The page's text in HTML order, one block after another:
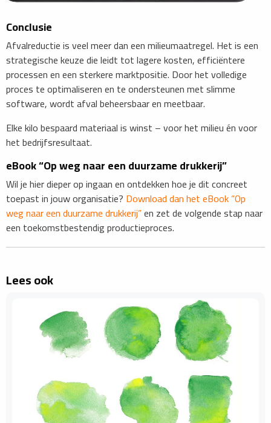
Conclusie
Afvalreductie is veel meer dan een milieumaatregel. Het is een
strategische keuze die leidt tot lagere kosten, efficiëntere
processen en een sterkere marktpositie. Door het volledige
proces te optimaliseren en te ondersteunen met slimme
software, wordt afval beheersbaar en meetbaar.
Elke kilo bespaard materiaal is winst – voor het milieu én voor
het bedrijfsresultaat.
eBook “Op weg naar een duurzame drukkerij”
Wil je hier dieper op ingaan en ontdekken hoe je dit concreet
toepast in jouw organisatie? Download dan het eBook “Op
weg naar een duurzame drukkerij”en zet de volgende stap naar
een toekomstbestendig productieproces.
Lees ook